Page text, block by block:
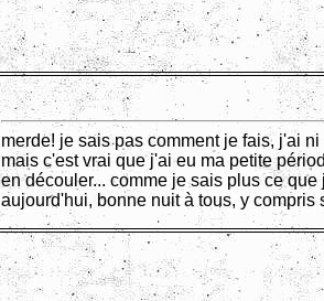
merde! je sais pas comment je fais, j'ai
mais c'est vrai que j'ai eu ma petite
en découler... comme je sais plus ce
aujourd'hui, bonne nuit à tous, y compris